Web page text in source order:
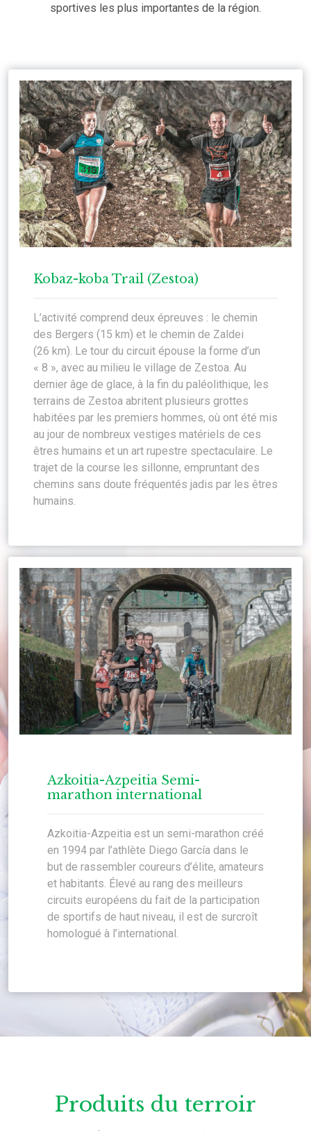
sportives les plus importantes de la région.
Kobaz-koba Trail (Zestoa)
L’activité comprend deux épreuves : le chemin
des Bergers (15 km) et le chemin de Zaldei
(26 km). Le tour du circuit épouse la forme d’un
« 8 », avec au milieu le village de Zestoa. Au
dernier âge de glace, à la fin du paléolithique, les
terrains de Zestoa abritent plusieurs grottes
habitées par les premiers hommes, où ont été mis
au jour de nombreux vestiges matériels de ces
êtres humains et un art rupestre spectaculaire. Le
trajet de la course les sillonne, empruntant des
chemins sans doute fréquentés jadis par les êtres
humains.
Azkoitia-Azpeitia Semi-
marathon international
Azkoitia-Azpeitia est un semi-marathon créé
en 1994 par l’athlète Diego García dans le
but de rassembler coureurs d’élite, amateurs
et habitants. Élevé au rang des meilleurs
circuits européens du fait de la participation
de sportifs de haut niveau, il est de surcroît
homologué à l’international.
Produits du terroir